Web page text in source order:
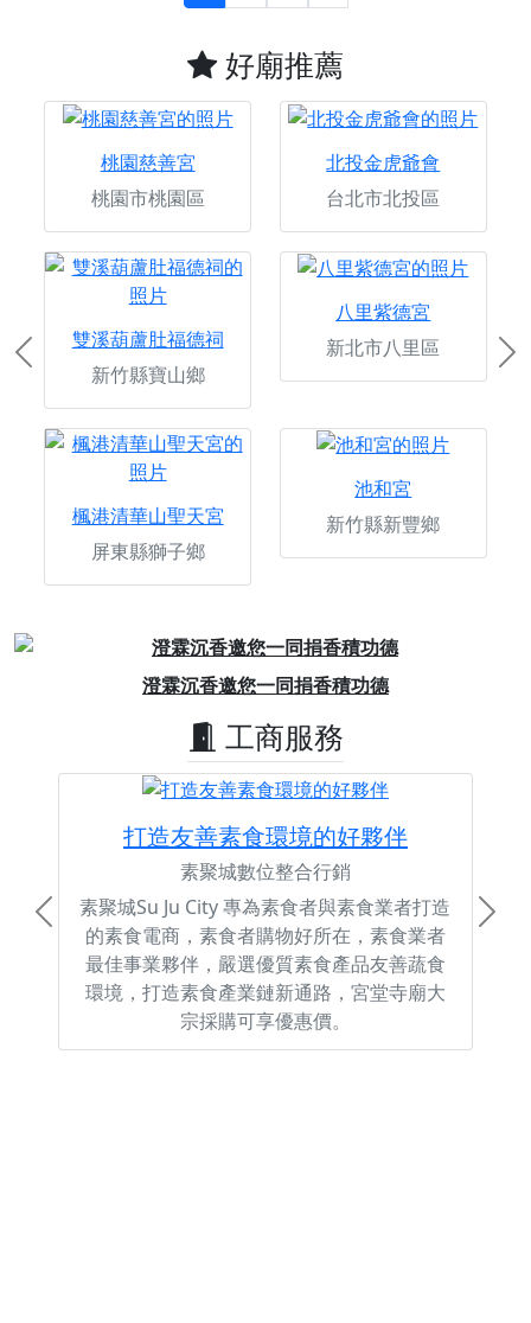
好廟推薦
桃園慈善宮
桃園市桃園區
北投金虎爺會
台北市北投區
雙溪葫蘆肚福德祠
新竹縣寶山鄉
八里紫德宮
新北市八里區
楓港清華山聖天宮
屏東縣獅子鄉
池和宮
新竹縣新豐鄉
Previous
澄霖沉香邀您一同捐香積功德
工商服務
打造友善素食環境的好夥伴
素聚城數位整合行銷
素聚城Su Ju City 專為素食者與素食業者打造
的素食電商，素食者購物好所在，素食業者
最佳事業夥伴，嚴選優質素食產品友善蔬食
環境，打造素食產業鏈新通路，宮堂寺廟大
宗採購可享優惠價。
Previous Next